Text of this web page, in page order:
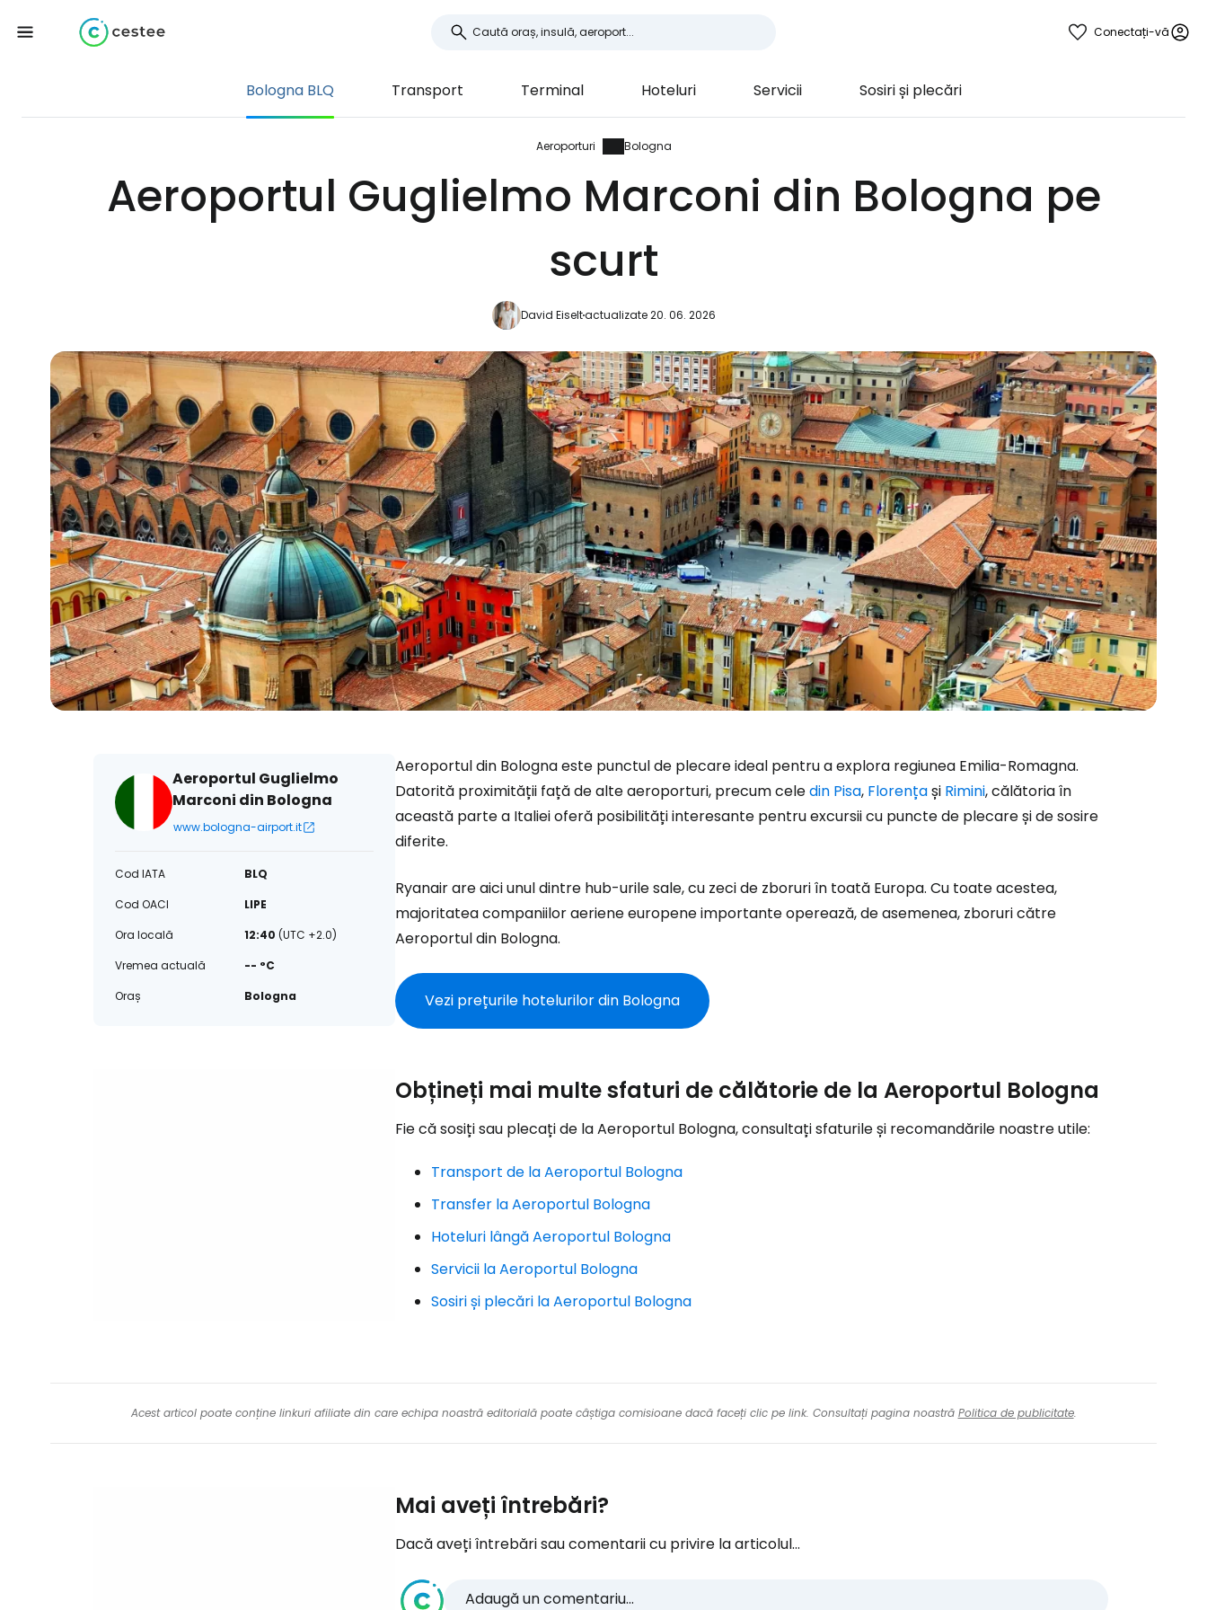
Conectați-vă
Bologna BLQ Transport Terminal Hoteluri Servicii Sosiri și plecări
Aeroporturi Bologna
Aeroportul Guglielmo Marconi din Bologna pe
scurt
David Eiseltactualizate 20. 06. 2026
Aeroportul Guglielmo
Marconi din Bologna
www.bologna-airport.it
Cod IATA
BLQ
Cod OACI
LIPE
Ora locală
12:40 (UTC +2.0)
Vremea actuală
-- °C
Oraș
Bologna
Aeroportul din Bologna este punctul de plecare ideal pentru a explora regiunea Emilia-Romagna.
Datorită proximității față de alte aeroporturi, precum celedin Pisa, Florențași Rimini, călătoria în
această parte a Italiei oferă posibilități interesante pentru excursii cu puncte de plecare și de sosire
diferite.
Ryanair are aici unul dintre hub-urile sale, cu zeci de zboruri în toată Europa. Cu toate acestea,
majoritatea companiilor aeriene europene importante operează, de asemenea, zboruri către
Aeroportul din Bologna.
Vezi prețurile hotelurilor din Bologna
Obțineți mai multe sfaturi de călătorie de la Aeroportul Bologna
Fie că sosiți sau plecați de la Aeroportul Bologna, consultați sfaturile și recomandările noastre utile:
Transport de la Aeroportul Bologna
Transfer la Aeroportul Bologna
Hoteluri lângă Aeroportul Bologna
Servicii la Aeroportul Bologna
Sosiri și plecări la Aeroportul Bologna
Acest articol poate conține linkuri afiliate din care echipa noastră editorială poate câștiga comisioane dacă faceți clic pe link. Consultați pagina noastră Politica de publicitate.
Mai aveți întrebări?
Dacă aveți întrebări sau comentarii cu privire la articolul...
Adaugă un comentariu...
Conectați-vă la Cestee
... comunitatea mondială a călătorilor